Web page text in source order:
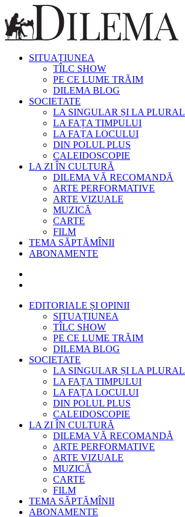
SITUAȚIUNEA
TÎLC SHOW
PE CE LUME TRĂIM
DILEMA BLOG
SOCIETATE
LA SINGULAR ȘI LA PLURAL
LA FAȚA TIMPULUI
LA FAȚA LOCULUI
DIN POLUL PLUS
CALEIDOSCOPIE
LA ZI ÎN CULTURĂ
DILEMA VĂ RECOMANDĂ
ARTE PERFORMATIVE
ARTE VIZUALE
MUZICĂ
CARTE
FILM
TEMA SĂPTĂMÎNII
ABONAMENTE
EDITORIALE ȘI OPINII
SITUAȚIUNEA
TÎLC SHOW
PE CE LUME TRĂIM
DILEMA BLOG
SOCIETATE
LA SINGULAR ȘI LA PLURAL
LA FAȚA TIMPULUI
LA FAȚA LOCULUI
DIN POLUL PLUS
CALEIDOSCOPIE
LA ZI ÎN CULTURĂ
DILEMA VĂ RECOMANDĂ
ARTE PERFORMATIVE
ARTE VIZUALE
MUZICĂ
CARTE
FILM
TEMA SĂPTĂMÎNII
ABONAMENTE